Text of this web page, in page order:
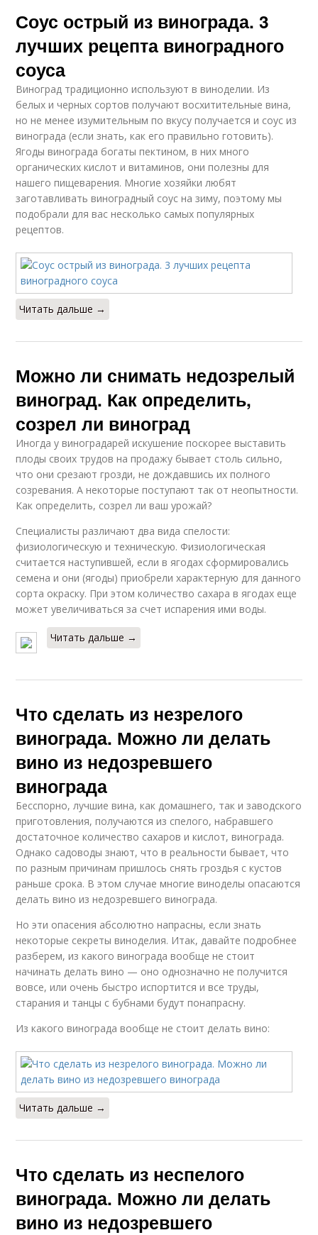
Соус острый из винограда. 3
лучших рецепта виноградного
соуса
Виноград традиционно используют в виноделии. Из
белых и черных сортов получают восхитительные вина,
но не менее изумительным по вкусу получается и соус из
винограда (если знать, как его правильно готовить).
Ягоды винограда богаты пектином, в них много
органических кислот и витаминов, они полезны для
нашего пищеварения. Многие хозяйки любят
заготавливать виноградный соус на зиму, поэтому мы
подобрали для вас несколько самых популярных
рецептов.
Читать дальше →
Можно ли снимать недозрелый
виноград. Как определить,
созрел ли виноград
Иногда у виноградарей искушение поскорее выставить
плоды своих трудов на продажу бывает столь сильно,
что они срезают грозди, не дождавшись их полного
созревания. А некоторые поступают так от неопытности.
Как определить, созрел ли ваш урожай?
Специалисты различают два вида спелости:
физиологическую и техническую. Физиологическая
считается наступившей, если в ягодах сформировались
семена и они (ягоды) приобрели характерную для данного
сорта окраску. При этом количество сахара в ягодах еще
может увеличиваться за счет испарения ими воды.
Читать дальше →
Что сделать из незрелого
винограда. Можно ли делать
вино из недозревшего
винограда
Бесспорно, лучшие вина, как домашнего, так и заводского
приготовления, получаются из спелого, набравшего
достаточное количество сахаров и кислот, винограда.
Однако садоводы знают, что в реальности бывает, что
по разным причинам пришлось снять гроздья с кустов
раньше срока. В этом случае многие виноделы опасаются
делать вино из недозревшего винограда.
Но эти опасения абсолютно напрасны, если знать
некоторые секреты виноделия. Итак, давайте подробнее
разберем, из какого винограда вообще не стоит
начинать делать вино — оно однозначно не получится
вовсе, или очень быстро испортится и все труды,
старания и танцы с бубнами будут понапрасну.
Из какого винограда вообще не стоит делать вино:
Читать дальше →
Что сделать из неспелого
винограда. Можно ли делать
вино из недозревшего